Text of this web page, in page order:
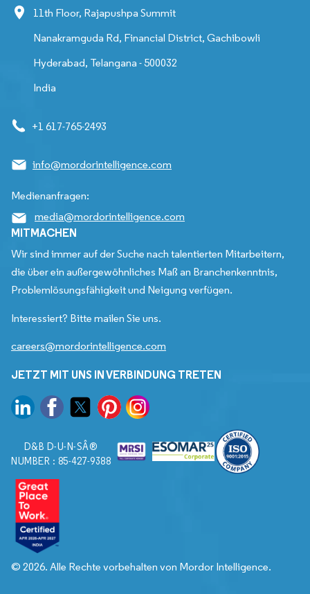
11th Floor, Rajapushpa Summit
Nanakramguda Rd, Financial District, Gachibowli
Hyderabad, Telangana - 500032
India
+1 617-765-2493
info@mordorintelligence.com
Medienanfragen:
media@mordorintelligence.com
MITMACHEN
Wir sind immer auf der Suche nach talentierten Mitarbeitern,
die über ein außergewöhnliches Maß an Branchenkenntnis,
Problemlösungsfähigkeit und Neigung verfügen.
Interessiert? Bitte mailen Sie uns.
careers@mordorintelligence.com
JETZT MIT UNS IN VERBINDUNG TRETEN
D&B D-U-N-SÂ®
NUMBER : 85-427-9388
© 2026. Alle Rechte vorbehalten von Mordor Intelligence.